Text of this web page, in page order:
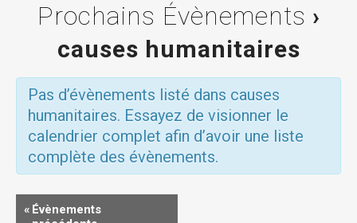
des
Prochains Évènements ›
causes humanitaires
Pas d’évènements listé dans causes
humanitaires. Essayez de visionner le
calendrier complet afin d’avoir une liste
complète des évènements.
Navigation
« Évènements